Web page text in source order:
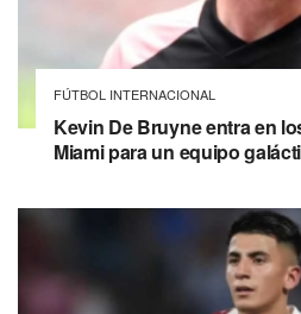
FÚTBOL INTERNACIONAL
Kevin De Bruyne entra en
Miami para un equipo